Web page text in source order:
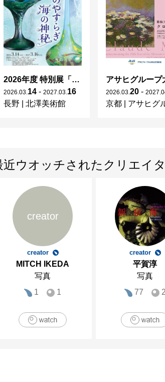
2026年度 特別展「ガレとドーム、アール･ヌーヴォーのガラス 水辺のやすらぎ、海の神秘」
2026 03 14 - 2027 03 16
長野
北澤美術館
2026 03 20 - 2027
京都
アサヒグループ大山崎山
近ウオッチされたクリエイ
creator
creator
MITCH IKEDA
写真
1
1
creator
平賀淳
写真
77
2